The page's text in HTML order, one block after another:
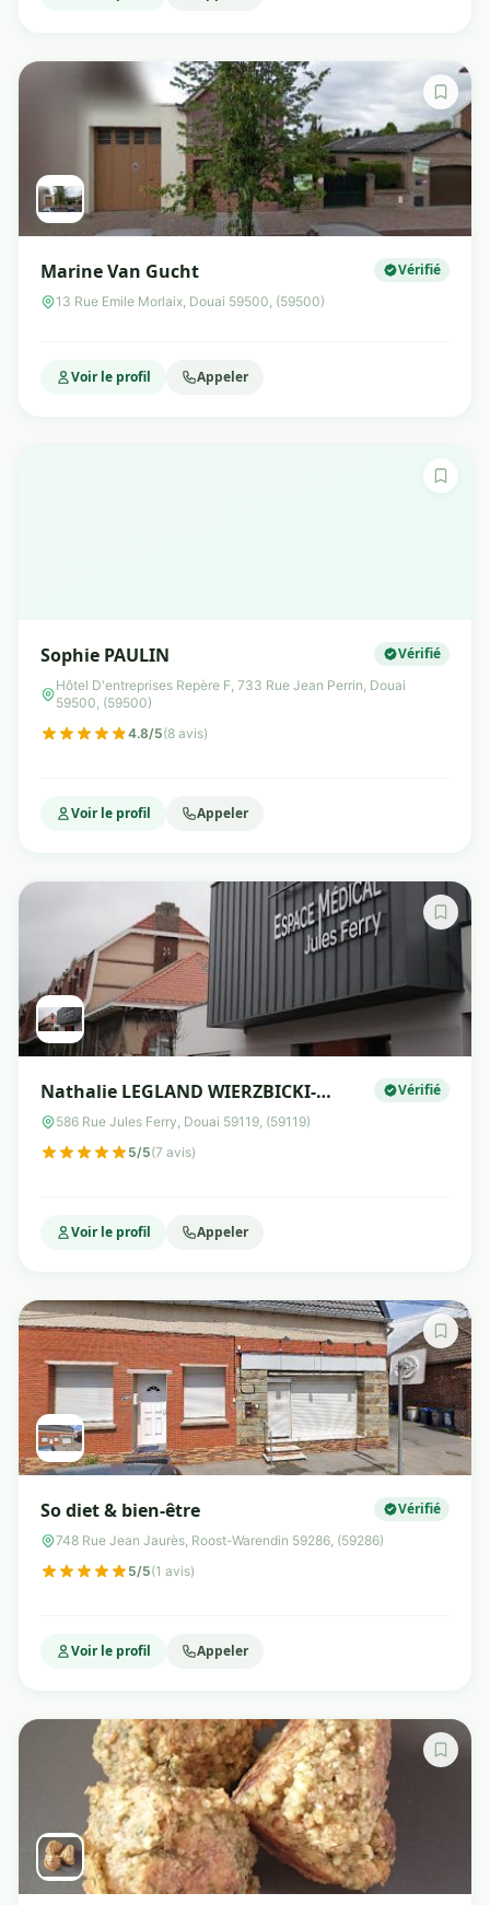
Marine Van Gucht Vérifié
13 Rue Emile Morlaix, Douai 59500, (59500)
Voir le profil Appeler
Sophie PAULIN Vérifié
Hôtel D'entreprises Repère F, 733 Rue Jean Perrin, Douai
59500, (59500)
4.8/5(8 avis)
Voir le profil Appeler
Nathalie LEGLAND WIERZBICKI-
Diététicienne & Nutritionniste
Vérifié
586 Rue Jules Ferry, Douai 59119, (59119)
5/5(7 avis)
Voir le profil Appeler
So diet & bien-être Vérifié
748 Rue Jean Jaurès, Roost-Warendin 59286, (59286)
5/5(1 avis)
Voir le profil Appeler